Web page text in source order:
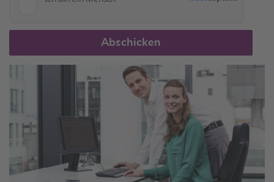
Abschicken